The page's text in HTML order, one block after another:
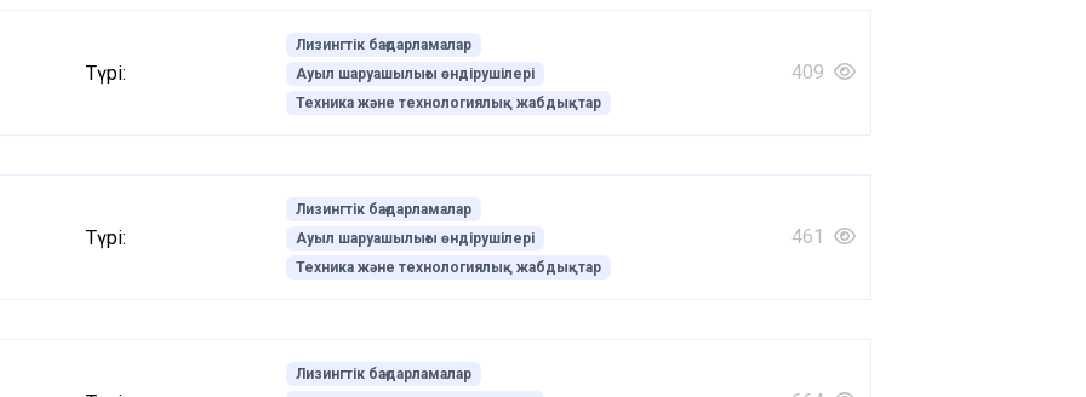
Түрі:
Лизингтік бағдарламалар
Ауыл шаруашылығы өндірушілері
Техника және технологиялық жабдықтар
409
Түрі:
Лизингтік бағдарламалар
Ауыл шаруашылығы өндірушілері
Техника және технологиялық жабдықтар
461
Лизингтік бағдарламалар